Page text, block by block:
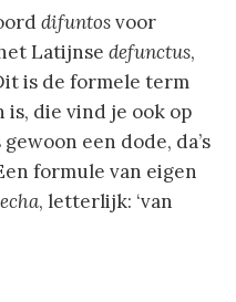
difuntosvoor
Latijnse defunctus,
is de formele term
die vind je ook op
gewoon een dode, da’s
formule van eigen
, letterlijk: ‘van